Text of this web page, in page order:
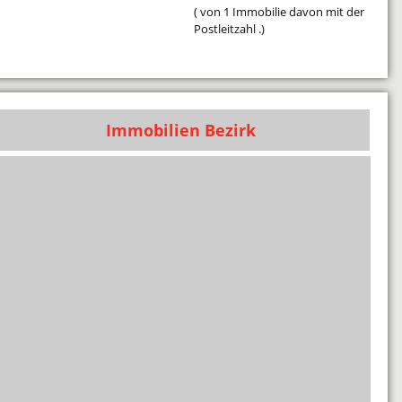
( von 1 Immobilie davon mit der
Postleitzahl .)
Immobilien Bezirk